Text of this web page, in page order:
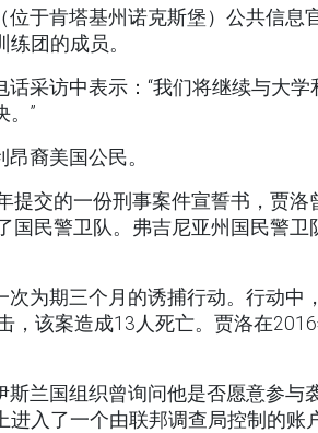
位于肯塔基州诺克斯堡）公共信息
团的成员。
采访中表示：“我们将继续与大
。”
裔美国公民。
提交的一份刑事案件宣誓书，贾
国民警卫队。弗吉尼亚州国民警
次为期三个月的诱捕行动。行动
，该案造成13人死亡。贾洛在
斯兰国组织曾询问他是否愿意参
入了一个由联邦调查局控制的账